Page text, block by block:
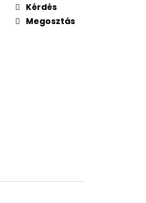
Kérdés
Megosztás